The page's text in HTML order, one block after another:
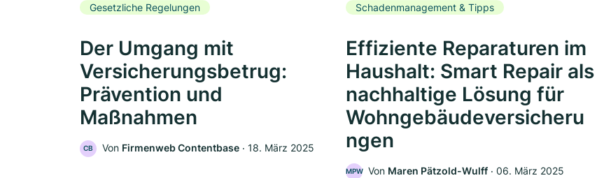
Gesetzliche Regelungen
Der Umgang mit
Versicherungsbetrug:
Prävention und
Maßnahmen
CB Von Firmenweb Contentbase ‧ 18. März 2025
Schadenmanagement & Tipps
Effiziente Reparaturen im
Haushalt: Smart Repair als
nachhaltige Lösung für
Wohngebäudeversicheru
ngen
MPW Von Maren Pätzold-Wulff ‧ 06. März 2025